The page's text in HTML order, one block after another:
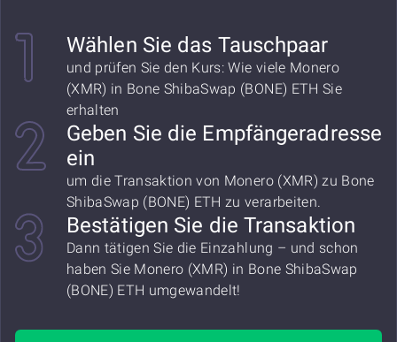
Wählen Sie das Tauschpaar
und prüfen Sie den Kurs: Wie viele Monero
(XMR) in Bone ShibaSwap (BONE) ETH Sie
erhalten
Geben Sie die Empfängeradresse
ein
um die Transaktion von Monero (XMR) zu Bone
ShibaSwap (BONE) ETH zu verarbeiten.
Bestätigen Sie die Transaktion
Dann tätigen Sie die Einzahlung – und schon
haben Sie Monero (XMR) in Bone ShibaSwap
(BONE) ETH umgewandelt!